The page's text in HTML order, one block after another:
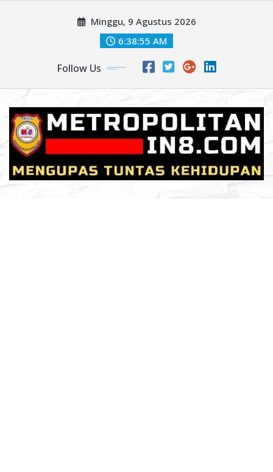
Minggu, 9 Agustus 2026
6:38:57 AM
Follow Us